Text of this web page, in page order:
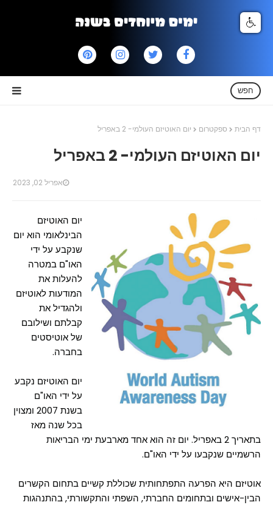
חפש
דף הבית ספקטרום יום האוטיזם העולמי- 2 באפריל
יום האוטיזם העולמי- 2 באפריל
אפריל 02, 2023
יום האוטיזם
הבינלאומי הוא יום
שנקבע על ידי
האו"ם במטרה
להעלות את
המודעות לאוטיזם
ולהגדיל את
קבלתם ושילובם
של אוטיסטים
בחברה.
יום האוטיזם נקבע
על ידי האו"ם
בשנת 2007 ומצוין
בכל שנה מאז
בתאריך 2 באפריל. יום זה הוא אחד מארבעת ימי הבריאות
הרשמיים שנקבעו על ידי האו"ם.
אוטיזם היא הפרעה התפתחותית שכוללת קשיים בתחום הקשרים
הבין-אישים ובתחומים החברתי, השפתי והתקשורתי, בהתנהגות